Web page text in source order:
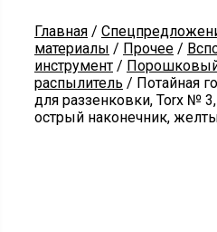
Главная /
материалы / Прочее /
инструмент /
распылитель / Потайная
для раззенковки, Torx №
острый наконечник,